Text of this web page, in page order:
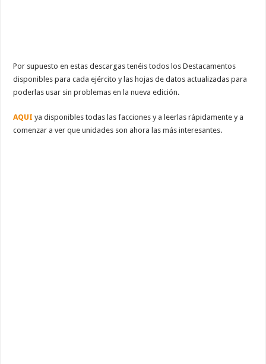
Por supuesto en estas descargas tenéis todos los Destacamentos
disponibles para cada ejército y las hojas de datos actualizadas para
poderlas usar sin problemas en la nueva edición.
AQUI ya disponibles todas las facciones y a leerlas rápidamente y a
comenzar a ver que unidades son ahora las más interesantes.